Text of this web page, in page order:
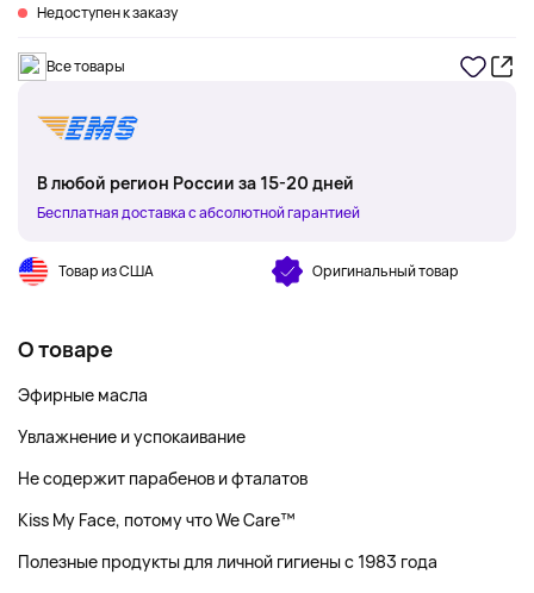
Недоступен к заказу
Все товары
В любой регион России за 15-20 дней
Бесплатная доставка с абсолютной гарантией
Товар из США Оригинальный товар
О товаре
Эфирные масла
Увлажнение и успокаивание
Не содержит парабенов и фталатов
Kiss My Face, потому что We Care™
Полезные продукты для личной гигиены с 1983 года